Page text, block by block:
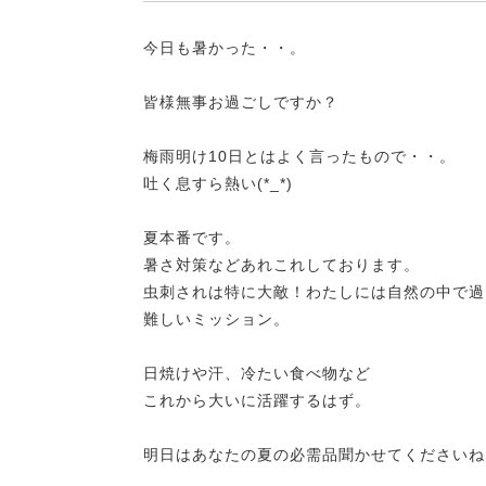
今日も暑かった・・。
皆様無事お過ごしですか？
梅雨明け10日とはよく言ったもので・・。
吐く息すら熱い(*_*)
夏本番です。
暑さ対策などあれこれしております。
虫刺されは特に大敵！わたしには自然の中で
難しいミッション。
日焼けや汗、冷たい食べ物など
これから大いに活躍するはず。
明日はあなたの夏の必需品聞かせてくださいね